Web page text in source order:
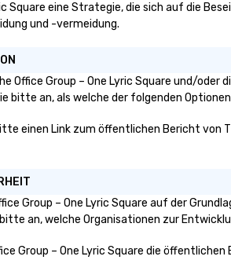
Square eine Strategie, die sich auf die
und -vermeidung.
Office Group – One Lyric Square und/
bitte an, als welche der folgenden
einen Link zum öffentlichen Bericht von
Group – One Lyric Square auf der
an, welche Organisationen zur
Group – One Lyric Square die